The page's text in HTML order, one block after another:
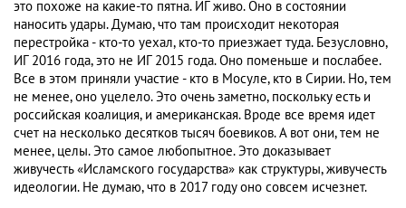
это похоже на какие-то пятна. ИГ живо. Оно в состоянии
наносить удары. Думаю, что там происходит некоторая
перестройка - кто-то уехал, кто-то приезжает туда. Безусловно,
ИГ 2016 года, это не ИГ 2015 года. Оно поменьше и послабее.
Все в этом приняли участие - кто в Мосуле, кто в Сирии. Но, тем
не менее, оно уцелело. Это очень заметно, поскольку есть и
российская коалиция, и американская. Вроде все время идет
счет на несколько десятков тысяч боевиков. А вот они, тем не
менее, целы. Это самое любопытное. Это доказывает
живучесть «Исламского государства» как структуры, живучесть
идеологии. Не думаю, что в 2017 году оно совсем исчезнет.